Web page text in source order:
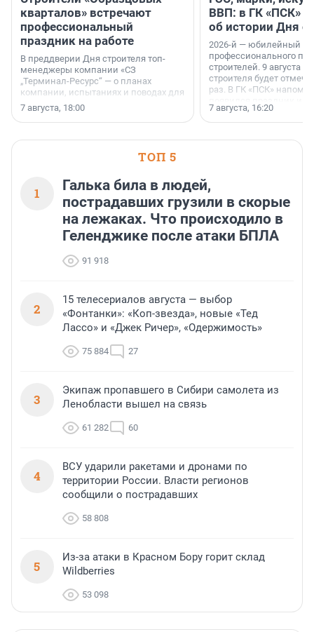
кварталов» встречают
профессиональный
праздник на работе
В преддверии Дня строителя топ-
менеджеры компании «СЗ
„Терминал-Ресурс“ — о планах
компании, испытаниях и поводах для
осторожного оптимизма.
7 августа, 18:00
ВВП: в ГК «ПСК»
об истории Дня
2026-й — юбилейный
профессионального
строителей. 9 августа
строителя будет
раз. В ГК «ПСК»
поменялась роль
7 августа, 16:20
ТОП 5
1
Галька била в людей,
пострадавших грузили в скорые
на лежаках. Что происходило в
Геленджике после атаки БПЛА
91 918
2
15 телесериалов августа — выбор
«Фонтанки»: «Коп-звезда», новые «Тед
Лассо» и «Джек Ричер», «Одержимость»
75 884 27
3
Экипаж пропавшего в Сибири самолета из
Ленобласти вышел на связь
61 282 60
4
ВСУ ударили ракетами и дронами по
территории России. Власти регионов
сообщили о пострадавших
58 808
5
Из-за атаки в Красном Бору горит склад
Wildberries
53 098